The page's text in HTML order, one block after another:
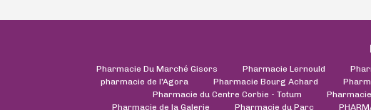
Pharmacie Du Marché Gisors Pharmacie Lernould
pharmacie de l'Agora
Pharmacie Bourg Achard
Pharmacie du Centre Corbie - Totum
Pharmacie de la Galerie
Pharmacie du Parc